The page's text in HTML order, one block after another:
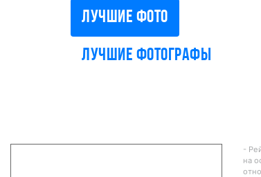
Лучшие фото
Лучшие фотографы
-
на